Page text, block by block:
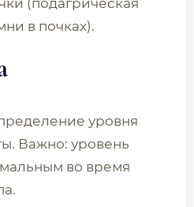
(подагрическая
в почках).
уровня
Важно: уровень
во время